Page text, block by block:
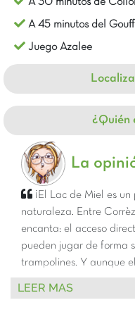
A 30 minutos de
A 45 minutos del
Juego Azalee
¿Quién
La
¡El Lac de Miel es
naturaleza. Entre
encanta: el acceso
pueden jugar de forma
trampolines. Y aunque
piscina cubierta donde
hermosos pueblos
LEER MAS